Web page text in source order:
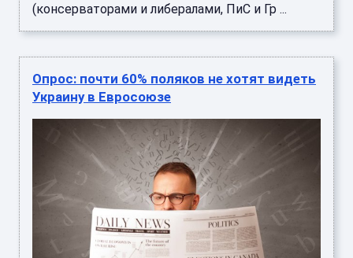
(консерваторами и либералами, ПиС и Гр ...
Опрос: почти 60% поляков не хотят видеть
Украину в Евросоюзе